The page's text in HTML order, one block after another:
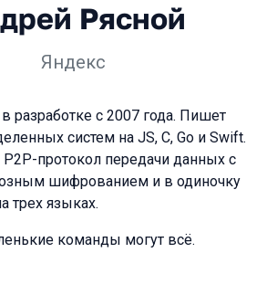
Рясной
Яндекс
разработке с 2007 года. Пишет
систем на JS, C, Go и Swift.
протокол передачи данных с
шифрованием и в одиночку
трех языках.
команды могут всё.